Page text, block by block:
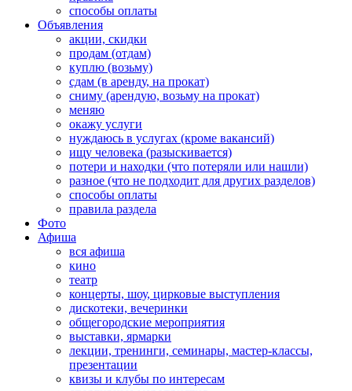
способы оплаты
Объявления
акции, скидки
продам (отдам)
куплю (возьму)
сдам (в аренду, на прокат)
сниму (арендую, возьму на прокат)
меняю
окажу услуги
нуждаюсь в услугах (кроме вакансий)
ищу человека (разыскивается)
потери и находки (что потеряли или нашли)
разное (что не подходит для других разделов)
способы оплаты
правила раздела
Фото
Афиша
вся афиша
кино
театр
концерты, шоу, цирковые выступления
дискотеки, вечеринки
общегородские мероприятия
выставки, ярмарки
лекции, тренинги, семинары, мастер-классы,
презентации
квизы и клубы по интересам